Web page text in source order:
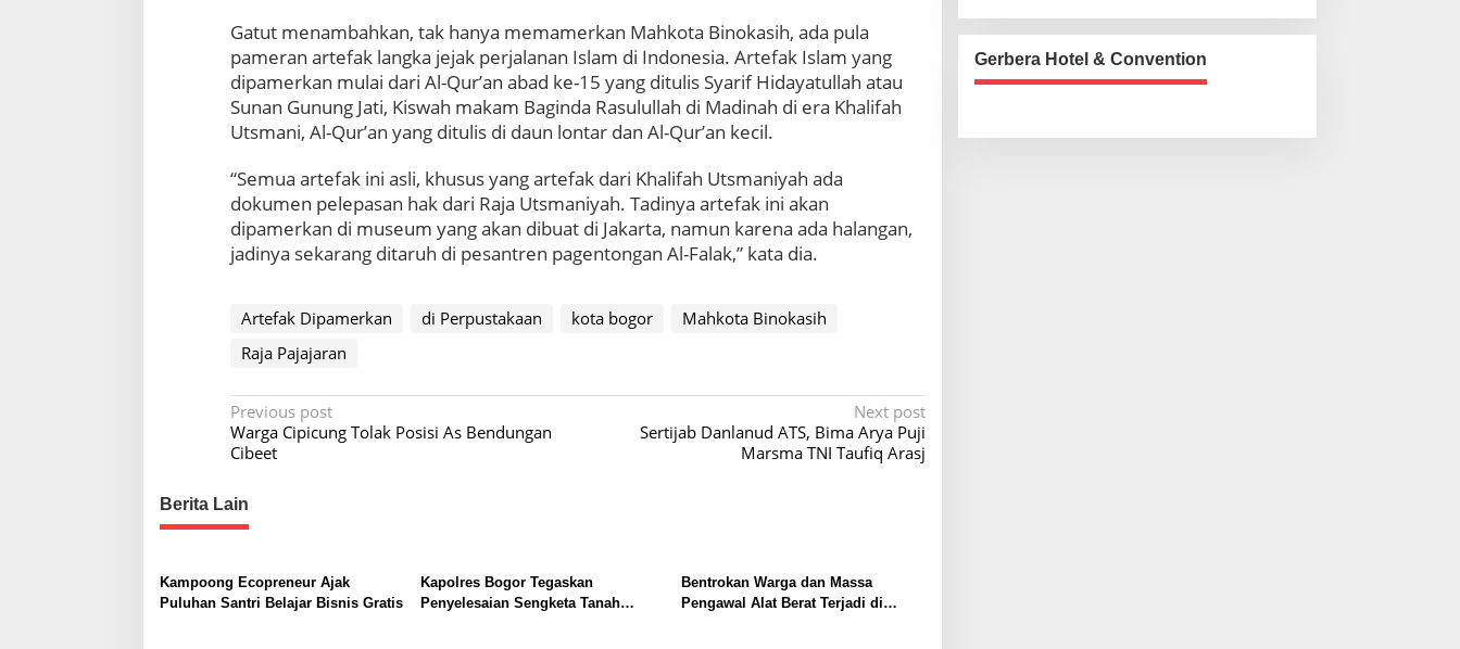
o
r
Gatut menambahkan, tak hanya memamerkan Mahkota Binokasih, ada pula
pameran artefak langka jejak perjalanan Islam di Indonesia. Artefak Islam yang
dipamerkan mulai dari Al-Qur’an abad ke-15 yang ditulis Syarif Hidayatullah atau
Sunan Gunung Jati, Kiswah makam Baginda Rasulullah di Madinah di era Khalifah
Utsmani, Al-Qur’an yang ditulis di daun lontar dan Al-Qur’an kecil.
“Semua artefak ini asli, khusus yang artefak dari Khalifah Utsmaniyah ada
dokumen pelepasan hak dari Raja Utsmaniyah. Tadinya artefak ini akan
dipamerkan di museum yang akan dibuat di Jakarta, namun karena ada halangan,
jadinya sekarang ditaruh di pesantren pagentongan Al-Falak,” kata dia.
Artefak Dipamerkan di Perpustakaan kota bogor
Mahkota Binokasih
Raja Pajajaran
P
o
t
n
a
v
Previous post
Warga Cipicung Tolak Posisi As Bendungan
Cibeet
Next post
Sertijab Danlanud ATS, Bima Arya Puji
Marsma TNI Taufiq Arasj
Berita Lain
Kampoong Ecopreneur Ajak
Puluhan Santri Belajar Bisnis Gratis
Kapolres Bogor Tegaskan
Penyelesaian Sengketa Tanah
Bentrokan Warga dan Massa
Pengawal Alat Berat Terjadi di
Gerbera Hotel & Convention